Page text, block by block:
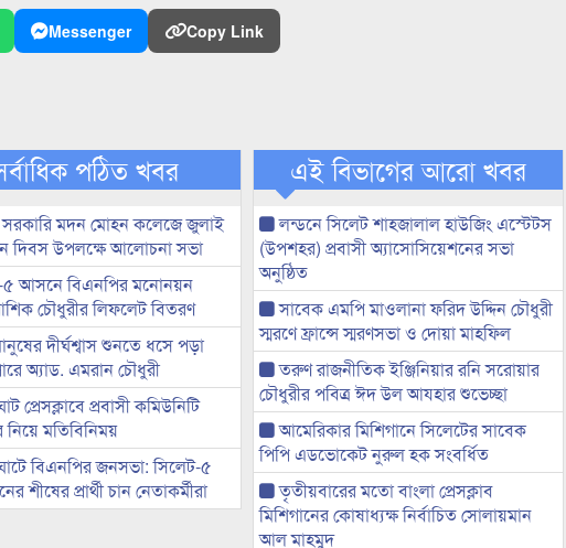
Messenger Copy Link
পঠিত খবর
মদন মোহন কলেজে জুলাই
দিবস উপলক্ষে আলোচনা সভা
৫ আসনে বিএনপির মনোনয়ন
চৌধুরীর লিফলেট বিতরণ
দীর্ঘশ্বাস শুনতে ধসে পড়া
অ্যাড. এমরান চৌধুরী
প্রেসক্লাবে প্রবাসী কমিউনিটি
নিয়ে মতিবিনিময়
বিএনপির জনসভা: সিলেট-৫
শীষের প্রার্থী চান নেতাকর্মীরা
এই বিভাগের আরো খবর
লন্ডনে সিলেট শাহজালাল হাউজিং এস্টেটস
(উপশহর) প্রবাসী অ্যাসোসিয়েশনের সভা
অনুষ্ঠিত
সাবেক এমপি মাওলানা ফরিদ উদ্দিন চৌধুরী
স্মরণে ফ্রান্সে স্মরণসভা ও দোয়া মাহফিল
তরুণ রাজনীতিক ইঞ্জিনিয়ার রনি সরোয়ার
চৌধুরীর পবিত্র ঈদ উল আযহার শুভেচ্ছা
আমেরিকার মিশিগানে সিলেটের সাবেক
পিপি এডভোকেট নুরুল হক সংবর্ধিত
তৃতীয়বারের মতো বাংলা প্রেসক্লাব
মিশিগানের কোষাধ্যক্ষ নির্বাচিত সোলায়মান
আল মাহমুদ